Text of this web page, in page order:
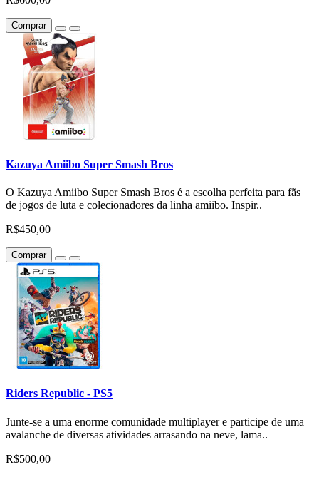
Comprar
Kazuya Amiibo Super Smash Bros
O Kazuya Amiibo Super Smash Bros é a escolha perfeita para fãs
de jogos de luta e colecionadores da linha amiibo. Inspir..
R$450,00
Comprar
Riders Republic - PS5
Junte-se a uma enorme comunidade multiplayer e participe de uma
avalanche de diversas atividades arrasando na neve, lama..
R$500,00